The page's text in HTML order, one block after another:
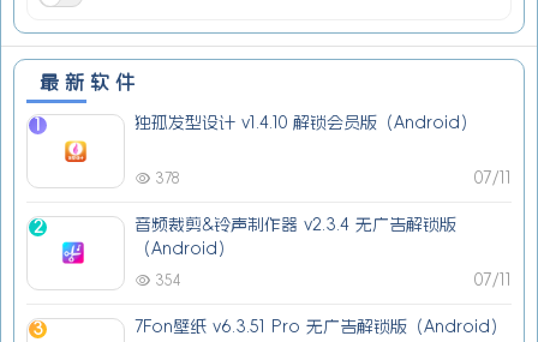
最新软件
1 独孤发型设计 v1.4.10 解锁会员版（Android）
07/11
378
2
音频裁剪&铃声制作器 v2.3.4 无广告解锁版
（Android）
07/11
354
3 7Fon壁纸 v6.3.51 Pro 无广告解锁版（Android）